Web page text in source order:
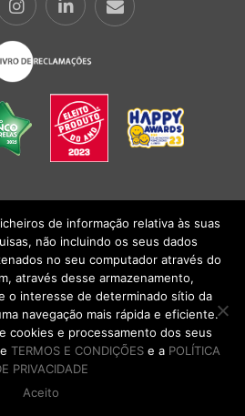
|TERMOS E CONDIÇÕESlCONDIÇÕES
SA 2026. Todos os direitos reservados.
de informação relativa às suas
não incluindo os seus dados
no seu computador através do
através desse armazenamento,
o interesse de determinado sítio da
navegação mais rápida e eficiente.
cookies e processamento dos seus
TERMOS E CONDIÇÕESe a POLÍTICA
PRIVACIDADE
Aceito